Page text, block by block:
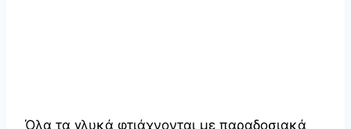
Όλα τα γλυκά φτιάχνονται με παραδοσιακά